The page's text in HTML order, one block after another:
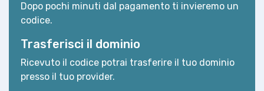
Dopo pochi minuti dal pagamento ti invieremo un
codice.
Trasferisci il dominio
Ricevuto il codice potrai trasferire il tuo dominio
presso il tuo provider.